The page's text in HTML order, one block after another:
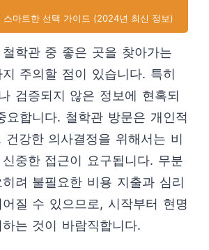
스마트한 선택 가이드 (2024년 최신 정보)
학관 중 좋은 곳을 찾아가는
주의할 점이 있습니다. 특히
검증되지 않은 정보에 현혹되
요합니다. 철학관 방문은 개인적
건강한 의사결정을 위해서는 비
중한 접근이 요구됩니다. 무분
려 불필요한 비용 지출과 심리
질 수 있으므로, 시작부터 현명
는 것이 바람직합니다.